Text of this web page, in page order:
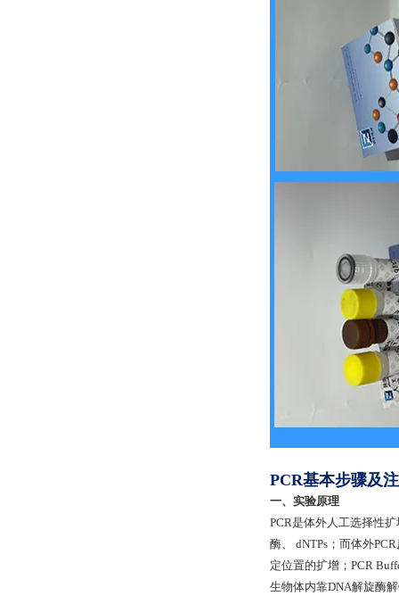
PCR基本步骤及
一、实验原理
PCR是体外人工选择性
酶、 dNTPs；而体外
定位置的扩增；PCR
生物体内靠DNA解旋酶